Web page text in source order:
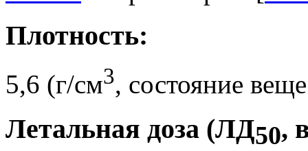
Плотность:
5,6 (г/см3, состояние
Летальная доза (ЛД50,